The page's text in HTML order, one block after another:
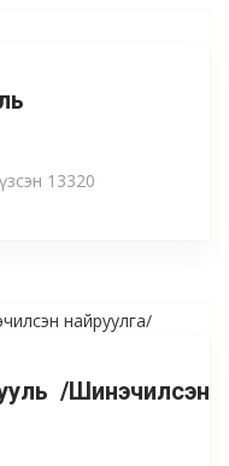
үзсэн 13320
/Шинэчилсэн